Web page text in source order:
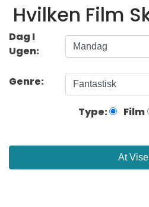
Hvilken Film
Dag I
Ugen:
Genre:
Type: Film
At Vise